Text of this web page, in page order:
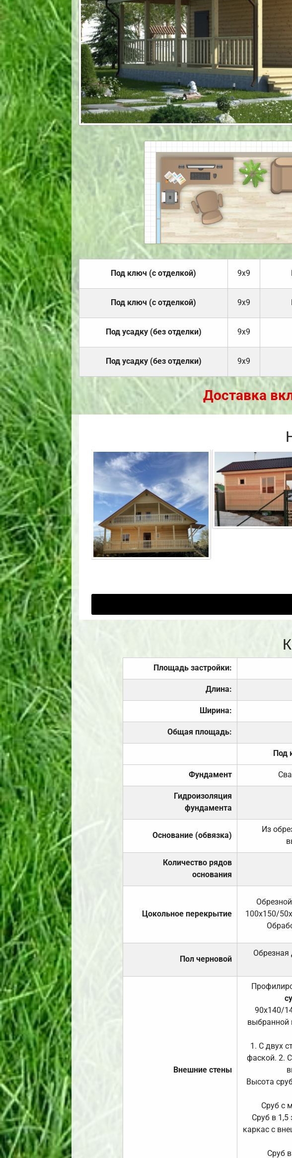
Под ключ (с отделкой) 9х9
Под ключ (с отделкой) 9х9
Под усадку (без отделки) 9х9
Под усадку (без отделки) 9х9
Доставка
Площадь застройки:
Длина:
Ширина:
Общая площадь:
Под
Фундамент
Гидроизоляция
фундамента
Основание (обвязка)
Из
Количество рядов
основания
Цокольное перекрытие
100х150/
Пол черновой
Обрезная
Внешние стены
90х140/
выбранной
1. С двух
фаской. 2.
Высота
Сруб с
Сруб в 1,5
каркас с
Сруб